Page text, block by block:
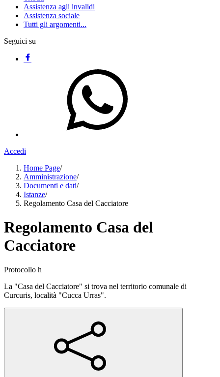
Assistenza agli invalidi
Assistenza sociale
Tutti gli argomenti...
Seguici su
Accedi
Home Page/
Amministrazione/
Documenti e dati/
Istanze/
Regolamento Casa del Cacciatore
Regolamento Casa del
Cacciatore
Protocollo h
La "Casa del Cacciatore" si trova nel territorio comunale di
Curcuris, località "Cucca Urras".